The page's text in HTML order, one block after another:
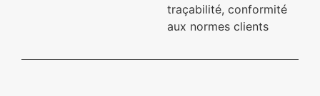
traçabilité, conformité
aux normes clients